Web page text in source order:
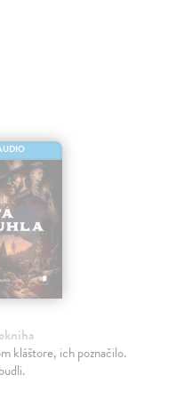
kláštore, ich poznačilo.